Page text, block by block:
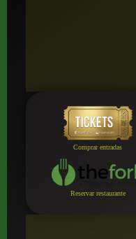
Comprar entradas
Reservar restaurante